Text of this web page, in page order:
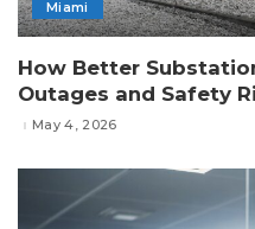
Miami
How Better
Outages and Safety
May 4, 2026